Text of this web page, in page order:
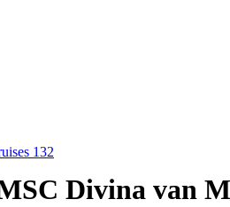
132
Divina van